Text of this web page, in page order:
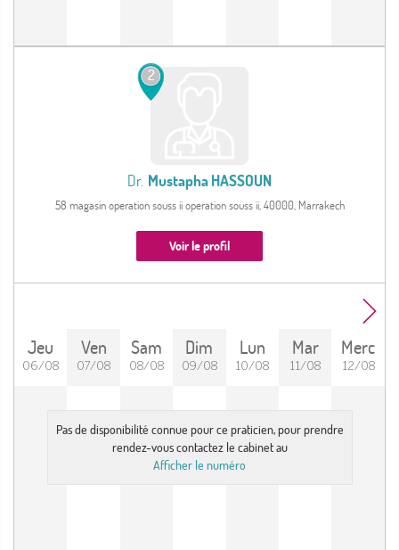
2
Dr. Mustapha HASSOUN
58 magasin operation souss ii operation souss ii, 40000, Marrakech
Voir le profil
Jeu
06/08
Ven
07/08
Sam
08/08
Dim
09/08
Lun
10/08
Mar
11/08
Merc
12/08
Pas de disponibilité connue pour ce praticien, pour prendre
rendez-vous contactez le cabinet au
Afficher le numéro